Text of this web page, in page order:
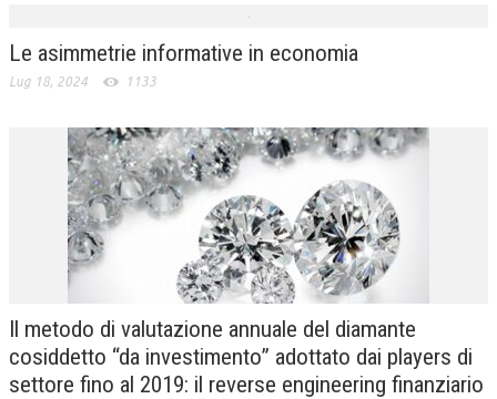
Le asimmetrie informative in economia
Lug 18, 2024 1133
Il metodo di valutazione annuale del diamante
cosiddetto “da investimento” adottato dai players di
settore fino al 2019: il reverse engineering finanziario